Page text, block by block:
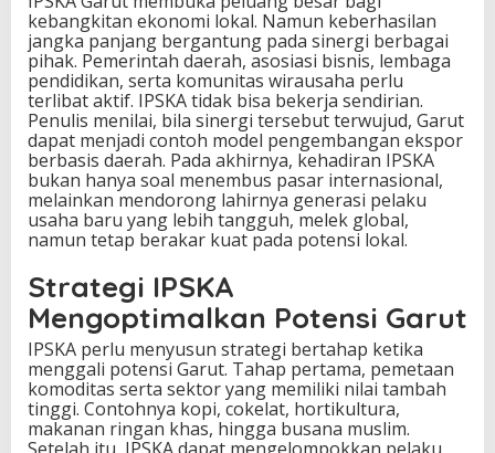
kebangkitan ekonomi lokal. Namun keberhasilan
jangka panjang bergantung pada sinergi berbagai
pihak. Pemerintah daerah, asosiasi bisnis, lembaga
pendidikan, serta komunitas wirausaha perlu
terlibat aktif. IPSKA tidak bisa bekerja sendirian.
Penulis menilai, bila sinergi tersebut terwujud, Garut
dapat menjadi contoh model pengembangan ekspor
berbasis daerah. Pada akhirnya, kehadiran IPSKA
bukan hanya soal menembus pasar internasional,
melainkan mendorong lahirnya generasi pelaku
usaha baru yang lebih tangguh, melek global,
namun tetap berakar kuat pada potensi lokal.
Strategi IPSKA
Mengoptimalkan Potensi Garut
IPSKA perlu menyusun strategi bertahap ketika
menggali potensi Garut. Tahap pertama, pemetaan
komoditas serta sektor yang memiliki nilai tambah
tinggi. Contohnya kopi, cokelat, hortikultura,
makanan ringan khas, hingga busana muslim.